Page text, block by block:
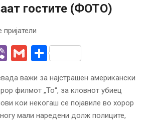
гостите (ФОТО)
ViberGmailShare
важи за најстрашен американски
филмот „То“, за кловнот убиец
кои некогаш се појавиле во хорор
мали наредени долж полиците,